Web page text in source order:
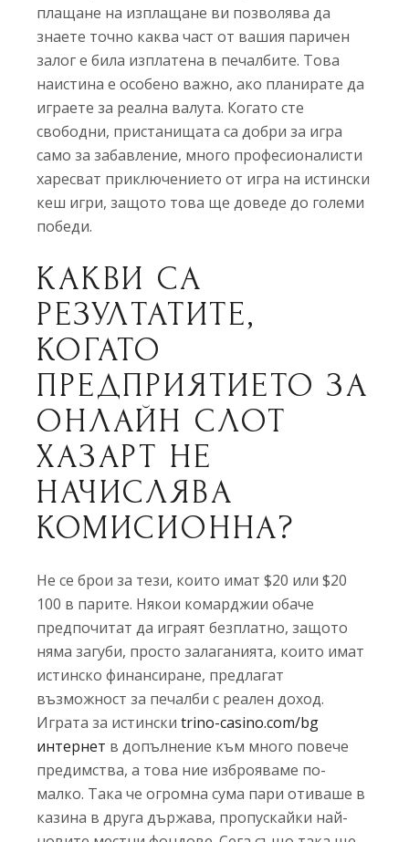
плащане на изплащане ви позволява да
знаете точно каква част от вашия паричен
залог е била изплатена в печалбите. Това
наистина е особено важно, ако планирате да
играете за реална валута. Когато сте
свободни, пристанищата са добри за игра
само за забавление, много професионалисти
харесват приключението от игра на истински
кеш игри, защото това ще доведе до големи
победи.
КАКВИ СА
РЕЗУЛТАТИТЕ,
КОГАТО
ПРЕДПРИЯТИЕТО ЗА
ОНЛАЙН СЛОТ
ХАЗАРТ НЕ
НАЧИСЛЯВА
КОМИСИОННА?
Не се брои за тези, които имат $20 или $20
100 в парите. Някои комарджии обаче
предпочитат да играят безплатно, защото
няма загуби, просто залаганията, които имат
истинско финансиране, предлагат
възможност за печалби с реален доход.
Играта за истинскиtrino-casino.com/bg
интернет в допълнение към много повече
предимства, а това ние изброяваме по-
малко. Така че огромна сума пари отиваше в
казина в друга държава, пропускайки най-